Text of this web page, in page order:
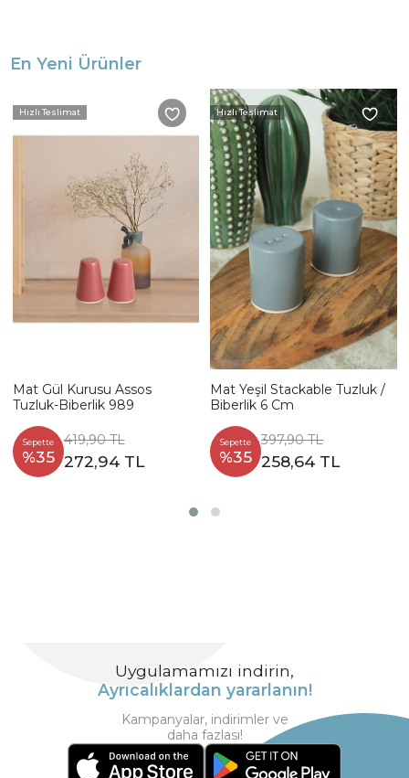
En Yeni Ürünler
Hızlı Teslimat
Mat Gül Kurusu Assos
Tuzluk-Biberlik 989
Sepette
%35
419,90 TL
272,94 TL
Hızlı Teslimat
Mat Yeşil Stackable Tuzluk /
Biberlik 6 Cm
Sepette
%35
397,90 TL
258,64 TL
Uygulamamızı indirin,
Ayrıcalıklardan yararlanın!
Kampanyalar, indirimler ve
daha fazlası!